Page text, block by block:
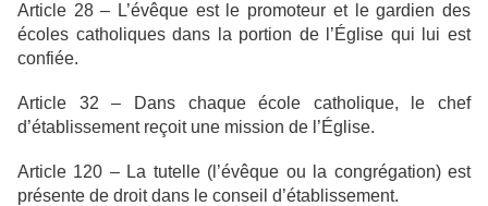
Article 28 – L’évêque est le promoteur et le gardien des
écoles catholiques dans la portion de l’Église qui lui est
confiée.
Article 32 – Dans chaque école catholique, le chef
d’établissement reçoit une mission de l’Église.
Article 120 – La tutelle (l’évêque ou la congrégation) est
présente de droit dans le conseil d’établissement.